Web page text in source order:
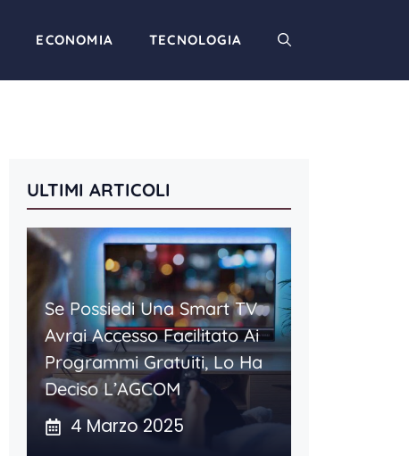
ECONOMIA TECNOLOGIA
ULTIMI ARTICOLI
Se Possiedi Una Smart TV
Avrai Accesso Facilitato Ai
Programmi Gratuiti, Lo Ha
Deciso L’AGCOM
4 Marzo 2025